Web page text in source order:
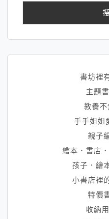
書坊裡
主題
教養不
手手姐姐
親子
繪本．書店
孩子．繪
小書店裡
特價
收納